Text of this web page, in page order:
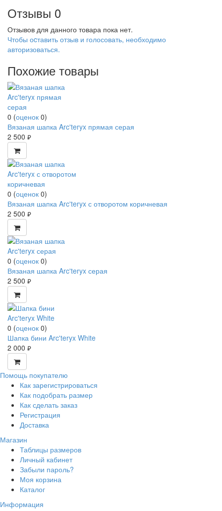
Отзывы 0
Отзывов для данного товара пока нет.
Чтобы оcтавить отзыв и голосовать, необходимо
авторизоваться.
Похожие товары
0 (оценок 0)
Вязаная шапка Arc'teryx прямая серая
2 500 руб.
0 (оценок 0)
Вязаная шапка Arc'teryx с отворотом коричневая
2 500 руб.
0 (оценок 0)
Вязаная шапка Arc'teryx серая
2 500 руб.
0 (оценок 0)
Шапка бини Arc'teryx White
2 000 руб.
Помощь покупателю
Как зарегистрироваться
Как подобрать размер
Как сделать заказ
Регистрация
Доставка
Магазин
Таблицы размеров
Личный кабинет
Забыли пароль?
Моя корзина
Каталог
Информация